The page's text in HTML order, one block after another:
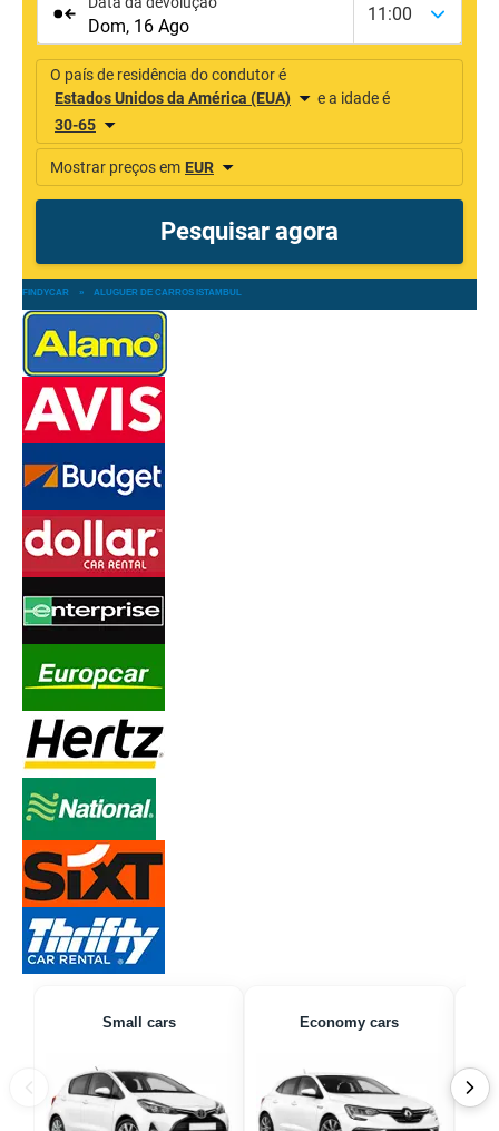
FINDYCAR » ALUGUER DE CARROS ISTAMBUL
Small cars Economy cars